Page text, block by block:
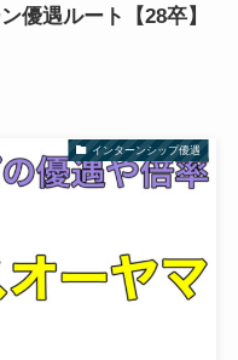
優遇ルート【28卒】
インターンシップ優遇